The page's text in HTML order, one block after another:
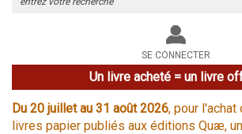
le
site
SE CONNECTER
Un livre acheté = un livre
Du 20 juillet au 31 août 2026, pour l'achat
livres papier publiés aux éditions Quæ,